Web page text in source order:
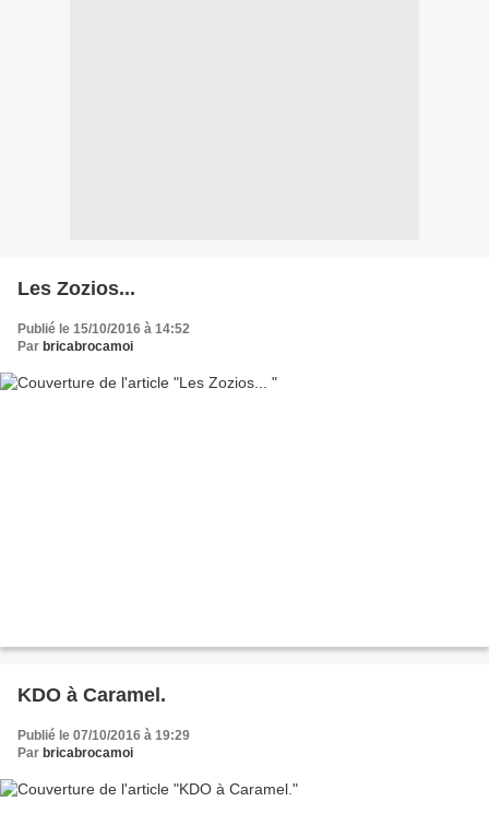
Les Zozios...
Publié le 15/10/2016 à 14:52
Par bricabrocamoi
KDO à Caramel.
Publié le 07/10/2016 à 19:29
Par bricabrocamoi